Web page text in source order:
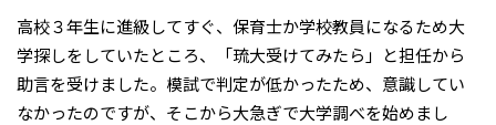
高校３年生に進級してすぐ、保育士か学校教員になるため大
学探しをしていたところ、「琉大受けてみたら」と担任から
助言を受けました。模試で判定が低かったため、意識してい
なかったのですが、そこから大急ぎで大学調べを始めまし